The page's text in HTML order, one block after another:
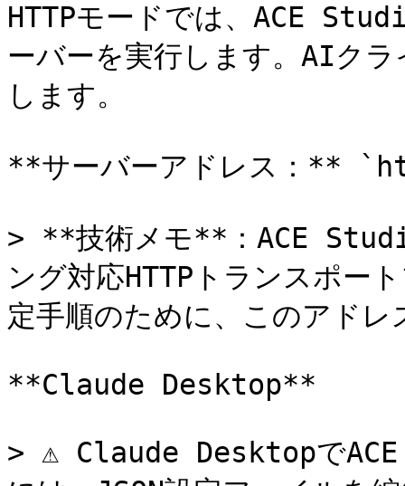
HTTPモードでは、ACE
ーバーを実行します。AIク
します。
**サーバーアドレス：**
> **技術メモ**：ACE
ング対応HTTPトランスポー
定手順のために、このアド
**Claude Desktop**
> ⚠ Claude DesktopでACE